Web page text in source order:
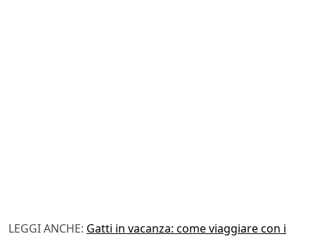
LEGGI ANCHE: Gatti in vacanza: come viaggiare con i